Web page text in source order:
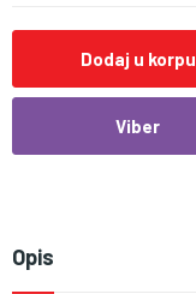
Dodaj u korpu
Viber
Opis